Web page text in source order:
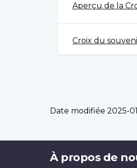
Aperçu de la
Croix du
Date modifiée 2025-
Brand
À propos de